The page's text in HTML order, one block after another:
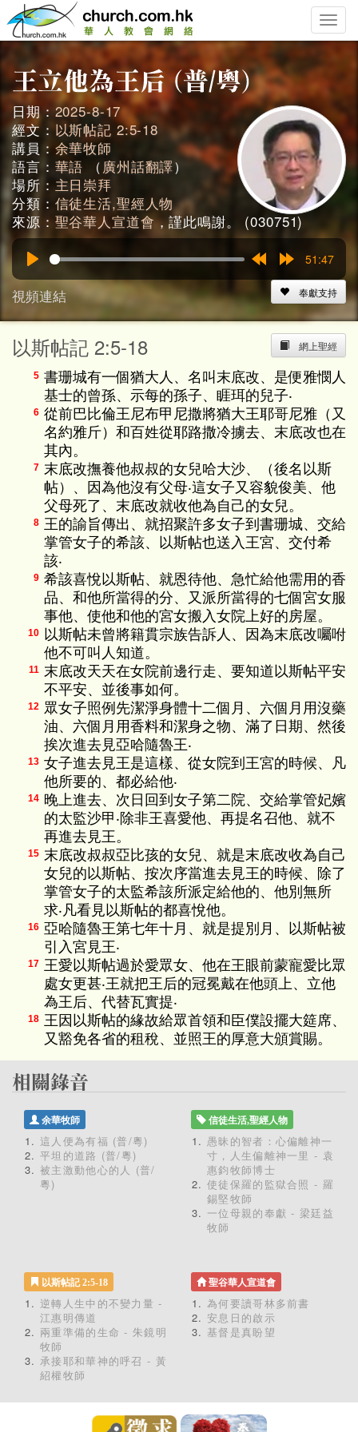
Toggle
日期：2025-8-17
經文：以斯帖記 2:5-18
講員： 余華牧師
語言： 華語 （ 廣州話翻譯）
場所： 主日崇拜
分類： 信徒生活,聖經人物
來源： 聖谷華人宣道會，謹此鳴謝。 (030751)
15s
51:47
視頻連結 奉獻支持
網上聖經
以斯帖記 2:5-18
5 書珊城有一個猶大人、名叫末底改、是便雅憫人
基士的曾孫、示每的孫子、睚珥的兒子‧
6 從前巴比倫王尼布甲尼撒將猶大王耶哥尼雅（又
名約雅斤）和百姓從耶路撒冷擄去、末底改也在
其內。
7 末底改撫養他叔叔的女兒哈大沙、（後名以斯
帖）、因為他沒有父母‧這女子又容貌俊美、他
父母死了、末底改就收他為自己的女兒。
8 王的諭旨傳出、就招聚許多女子到書珊城、交給
掌管女子的希該、以斯帖也送入王宮、交付希
該‧
9 希該喜悅以斯帖、就恩待他、急忙給他需用的香
品、和他所當得的分、又派所當得的七個宮女服
事他、使他和他的宮女搬入女院上好的房屋。
10 以斯帖未曾將籍貫宗族告訴人、因為末底改囑咐
他不可叫人知道。
11 末底改天天在女院前邊行走、要知道以斯帖平安
不平安、並後事如何。
12 眾女子照例先潔淨身體十二個月、六個月用沒藥
油、六個月用香料和潔身之物、滿了日期、然後
挨次進去見亞哈隨魯王‧
13 女子進去見王是這樣、從女院到王宮的時候、凡
他所要的、都必給他‧
14 晚上進去、次日回到女子第二院、交給掌管妃嬪
的太監沙甲‧除非王喜愛他、再提名召他、就不
再進去見王。
15 末底改叔叔亞比孩的女兒、就是末底改收為自己
女兒的以斯帖、按次序當進去見王的時候、除了
掌管女子的太監希該所派定給他的、他別無所
求‧凡看見以斯帖的都喜悅他。
16 亞哈隨魯王第七年十月、就是提別月、以斯帖被
引入宮見王‧
17 王愛以斯帖過於愛眾女、他在王眼前蒙寵愛比眾
處女更甚‧王就把王后的冠冕戴在他頭上、立他
為王后、代替瓦實提‧
18 王因以斯帖的緣故給眾首領和臣僕設擺大筵席、
又豁免各省的租稅、並照王的厚意大頒賞賜。
余華牧師
這人便為有福 (普/粵)
平坦的道路 (普/粵)
被主激動他心的人 (普/
粵)
信徒生活,聖經人物
愚昧的智者：心偏離神一
寸，人生偏離神一里 - 袁
惠鈞牧師博士
使徒保羅的監獄合照 - 羅
錫堅牧師
一位母親的奉獻 - 梁廷益
牧師
以斯帖記 2:5-18
逆轉人生中的不變力量 -
江惠明傳道
兩重準備的生命 - 朱鏡明
牧師
承接耶和華神的呼召 - 黃
紹權牧師
聖谷華人宣道會
為何要讀哥林多前書
安息日的啟示
基督是真盼望